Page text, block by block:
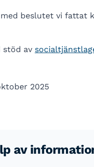
beslutet vi fattat
stöd av
2025
av